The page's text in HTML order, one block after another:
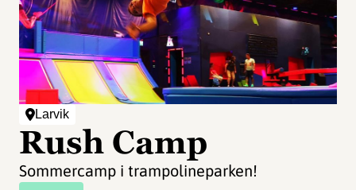
Larvik
Rush Camp
Sommercamp i trampolineparken!